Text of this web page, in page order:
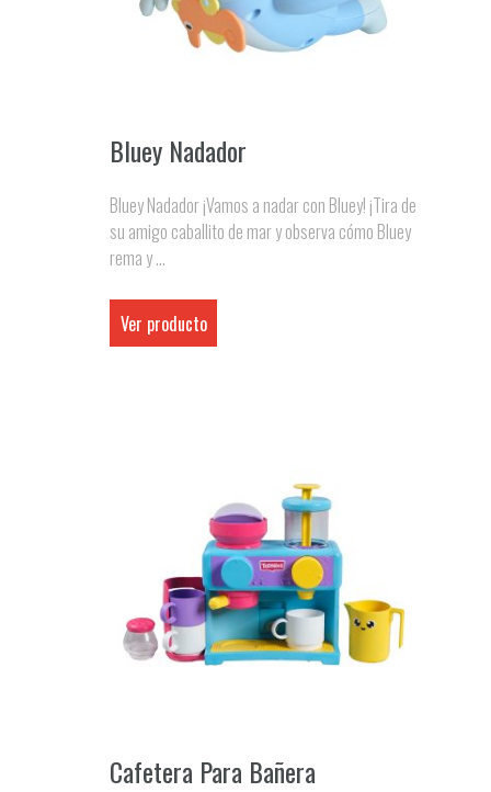
Bluey Nadador
Bluey Nadador ¡Vamos a nadar con Bluey! ¡Tira de
su amigo caballito de mar y observa cómo Bluey
rema y ...
Ver producto
Cafetera Para Bañera